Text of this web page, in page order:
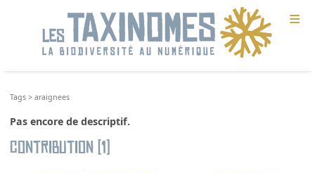
≡
Tags >araignees
Pas encore de descriptif.
Contribution (1)